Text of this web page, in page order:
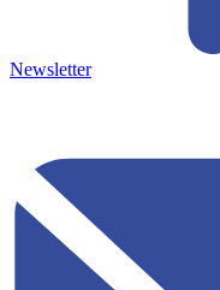
Newsletter